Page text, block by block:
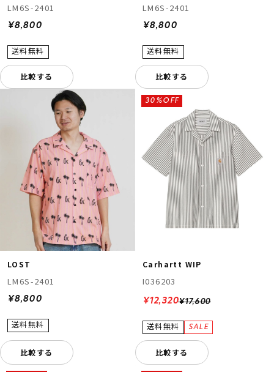
LM6S-2401
¥8,800
比較する
LM6S-2401
¥8,800
比較する
LOST
LM6S-2401
¥8,800
比較する
Carhartt WIP
I036203
¥17,600
30%OFF
¥12,320
比較する